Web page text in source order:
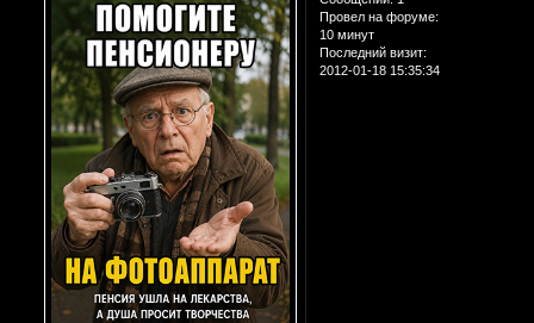
Провел на форуме:
10 минут
Последний визит:
2012-01-18 15:35:34